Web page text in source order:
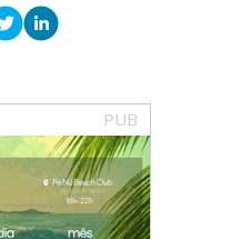
PUB